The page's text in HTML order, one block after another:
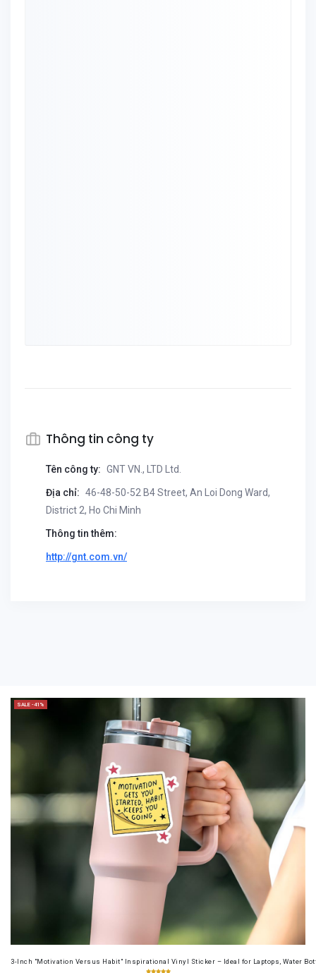
Thông tin công ty
Tên công ty: GNT VN., LTD Ltd.
Địa chỉ: 46-48-50-52 B4 Street, An Loi Dong Ward,
District 2, Ho Chi Minh
Thông tin thêm:
http://gnt.com.vn/
SALE -41%
3-Inch "Motivation Versus Habit" Inspirational Vinyl Sticker – Ideal for Laptops, Water